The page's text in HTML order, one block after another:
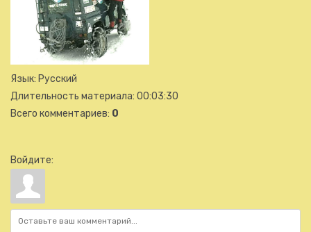
Язык: Русский
Длительность материала: 00:03:30
Всего комментариев: 0
Войдите: